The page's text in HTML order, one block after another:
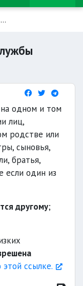
на одном и том
лиц,
родстве или
сыновья,
братья,
если один из
другому;
этой ссылке.